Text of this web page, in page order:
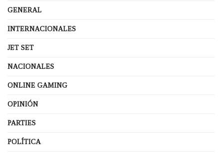
GENERAL
INTERNACIONALES
JET SET
NACIONALES
ONLINE GAMING
OPINIÓN
PARTIES
POLÍTICA